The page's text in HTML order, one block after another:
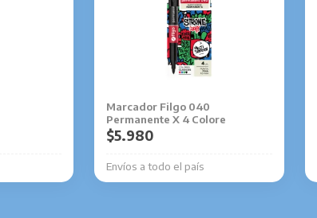
Marcador Filgo 040
Permanente X 4 Colore
Envíos a todo el país
$5.980